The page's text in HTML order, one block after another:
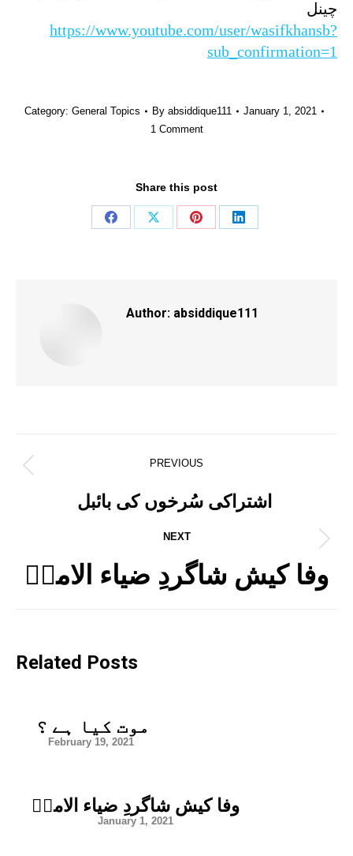
چینل
https://www.youtube.com/user/wasifkhansb?
sub_confirmation=1
Category: General Topics By absiddique111
January 1, 2021
1 Comment
Share this post
Share
Share
Share
Share
Author: absiddique111
Post
navigation
PREVIOUS
post:
NEXT
Next
post:
وفا کیش شاگردِ ضیاء الامتؒ
Related Posts
موت کیا ہے ؟
February 19, 2021
وفا کیش شاگردِ ضیاء الامتؒ
January 1, 2021